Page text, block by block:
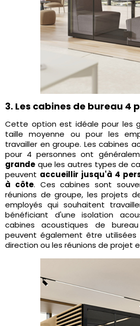
3. Les cabines de bureau 4
Cette option est idéale pour les
taille moyenne ou pour les
travailler en groupe. Les cabines
pour 4 personnes ont
grande que les autres types de
peuvent accueillir jusqu'à 4
à côte. Ces cabines sont
réunions de groupe, les projets
employés qui souhaitent
bénéficiant d'une isolation
cabines acoustiques de
peuvent également être utilisées
direction ou les réunions de projet